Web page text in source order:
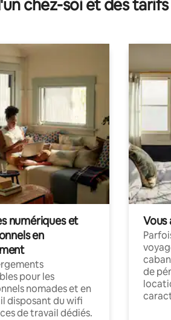
chez-soi et des
numériques et
en
pour les
nomades et en
disposant du wifi
de travail dédiés.
Vous
de